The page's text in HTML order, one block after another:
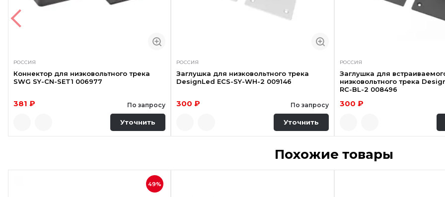
РОССИЯ
Коннектор для низковольтного трека
SWG SY-CN-SET1 006977
381 ₽ По запросу
Уточнить
РОССИЯ
Заглушка для низковольтного трека
DesignLed ECS-SY-WH-2 009146
300 ₽ По запросу
Уточнить
РОССИЯ
Заглушка для
низковольтного трека
RC-BL-2 008496
300 ₽
Похожие товары
49%